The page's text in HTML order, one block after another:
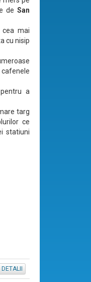
de San
cea mai
cu nisip
a
targ
ce
statiuni
DETALII